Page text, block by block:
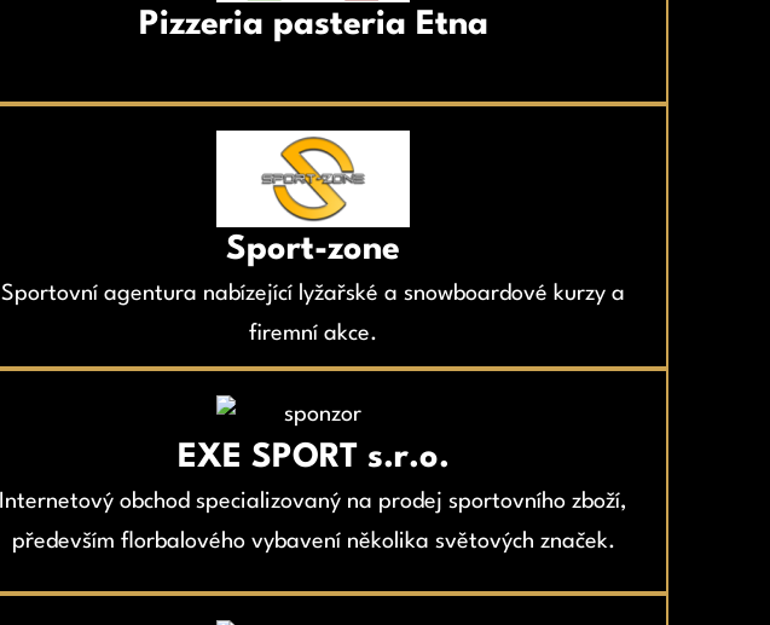
Pizzeria pasteria Etna
Sport-zone
Sportovní agentura nabízející lyžařské a snowboardové kurzy a
firemní akce.
EXE SPORT s.r.o.
Internetový obchod specializovaný na prodej sportovního zboží,
především florbalového vybavení několika světových značek.